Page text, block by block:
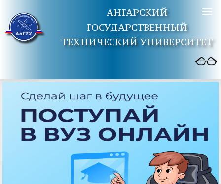
АНГАРСКИЙ
ГОСУДАРСТВЕННЫЙ
ТЕХНИЧЕСКИЙ УНИВЕРСИТЕТ